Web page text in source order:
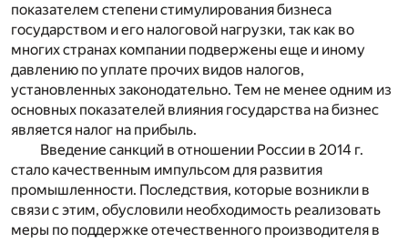
показателем степени стимулирования бизнеса
государством и его налоговой нагрузки, так как во
многих странах компании подвержены еще и иному
давлению по уплате прочих видов налогов,
установленных законодательно. Тем не менее одним из
основных показателей влияния государства на бизнес
является налог на прибыль.
Введение санкций в отношении России в 2014 г.
стало качественным импульсом для развития
промышленности. Последствия, которые возникли в
связи с этим, обусловили необходимость реализовать
меры по поддержке отечественного производителя в